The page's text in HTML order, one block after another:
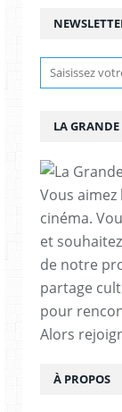
LA
Vous
cinéma.
et
de notre
partage
pour
Alors
À PROPOS